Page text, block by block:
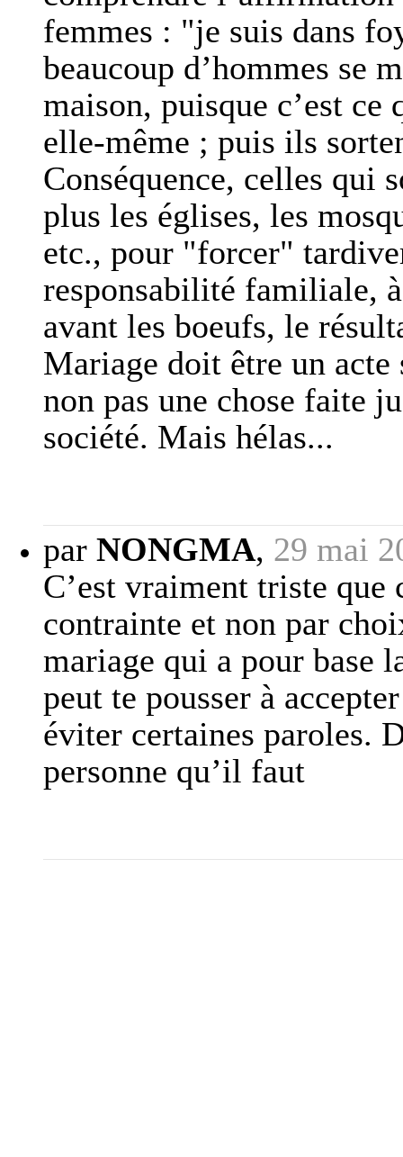
femmes : "je suis dans
beaucoup d’hommes se
maison, puisque c’est
elle-même ; puis ils
Conséquence, celles qui
plus les églises, les
etc., pour "forcer"
responsabilité familiale,
avant les boeufs, le
Mariage doit être un
non pas une chose faite
société. Mais hélas...
par NONGMA, 29 mai
C’est vraiment triste que
contrainte et non par
mariage qui a pour base
peut te pousser à
éviter certaines paroles.
personne qu’il faut